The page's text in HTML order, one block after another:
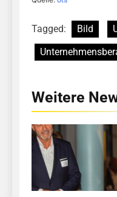
Tagged: Bild
Weitere